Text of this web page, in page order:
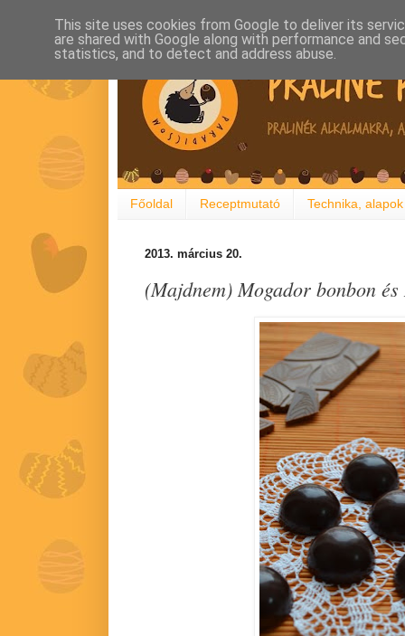
Főoldal Receptmutató Technika, alapok
2013. március 20.
(Majdnem) Mogador bonbon
This site uses cookies from Google to deliver its
are shared with Google along with performance and
statistics, and to detect and address abuse.